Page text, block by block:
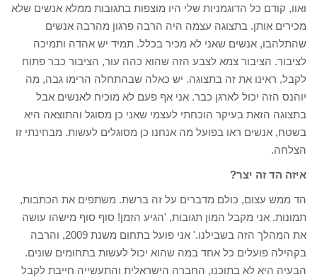
ואוו, קודם כל הדוגמניות שלי היו מוצפות בתגובות ממלא אנשים שלא
מכירים אותן. בתצוגה עצמה היה הרבה פרגון מהרבה אנשים
שהתלהבו, אנשים שאני לא מכיר בכלל. תמיד יש אהדה ותמיכה
לציבור. הציבור צמא לצבע הזה שהוא כהה עור, הציבור כבר פתוח
לקבל, ראינו את זה בתצוגה. יש כאלה שבהתחלה הרימו גבה, מה
יוהנס הזה יכול לארגן כבר. אני אף פעם לא מוכיח לאנשים אבל
בתצוגה הזאת בעיקר הוכחתי לעצמי שאני כן מסוגל והתוצאה היא
בשטח, אנשים ראו בפועל מה אנחנו כן מסוגלים לעשות. מבחינתי זו
הצלחה.
איזה הד זה יצר?
הד ממש עצום, כולם מדברים על זה ברשת. משתפים את הכתבות,
תמונות. אני מקבל המון תגובות, 'הגיע הזמן! סוף סוף מישהו עושה
את המהלך הזה בשבילנו.' אני פועל בתחום משנת 2009, והרבה
בקהילה פועלים כל אחד במה שהוא יכול לעשות בתחומים שונים.
הבעיה היא לא בתוכנו, החברה הישראלית והתעשייה חייבת לקבל